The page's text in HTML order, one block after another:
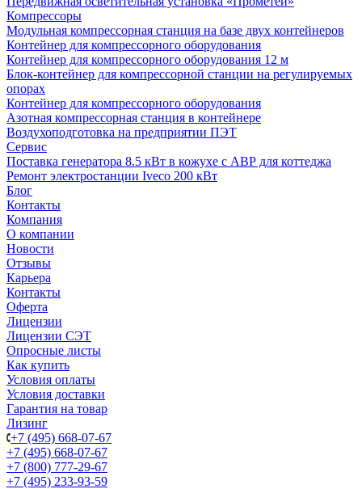
Компрессоры
Модульная компрессорная станция на базе двух контейнеров
Контейнер для компрессорного оборудования
Контейнер для компрессорного оборудования 12 м
Блок-контейнер для компрессорной станции на регулируемых
опорах
Контейнер для компрессорного оборудования
Азотная компрессорная станция в контейнере
Воздухоподготовка на предприятии ПЭТ
Сервис
Поставка генератора 8.5 кВт в кожухе с АВР для коттеджа
Ремонт электростанции Iveco 200 кВт
Блог
Контакты
Компания
О компании
Новости
Отзывы
Карьера
Контакты
Оферта
Лицензии
Лицензии СЭТ
Опросные листы
Как купить
Условия оплаты
Условия доставки
Гарантия на товар
Лизинг
+7 (495) 668-07-67
+7 (495) 668-07-67
+7 (800) 777-29-67
+7 (495) 233-93-59